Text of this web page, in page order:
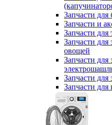
Запчасти
Запчасти и
Запчасти для
Запчасти
овощей
Запчасти для
Запчасти для
Запчасти для